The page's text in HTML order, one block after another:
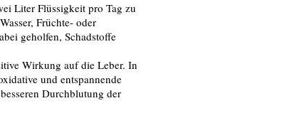
Liter Flüssigkeit pro Tag zu
Früchte- oder
geholfen, Schadstoffe
Wirkung auf die Leber. In
und entspannende
Durchblutung der